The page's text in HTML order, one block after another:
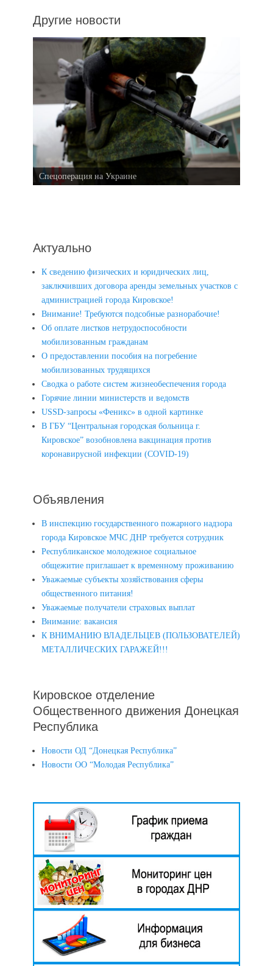
Другие новости
Спецоперация на Украине
Актуально
К сведению физических и юридических лиц,
заключивших договора аренды земельных участков с
администрацией города Кировское!
Внимание! Требуются подсобные разнорабочие!
Об оплате листков нетрудоспособности
мобилизованным гражданам
О предоставлении пособия на погребение
мобилизованных трудящихся
Сводка о работе систем жизнеобеспечения города
Горячие линии министерств и ведомств
USSD-запросы «Феникс» в одной картинке
В ГБУ “Центральная городская больница г.
Кировское” возобновлена вакцинация против
коронавирусной инфекции (COVID-19)
Объявления
В инспекцию государственного пожарного надзора
города Кировское МЧС ДНР требуется сотрудник
Республиканское молодежное социальное
общежитие приглашает к временному проживанию
Уважаемые субъекты хозяйствования сферы
общественного питания!
Уважаемые получатели страховых выплат
Внимание: вакансия
К ВНИМАНИЮ ВЛАДЕЛЬЦЕВ (ПОЛЬЗОВАТЕЛЕЙ)
МЕТАЛЛИЧЕСКИХ ГАРАЖЕЙ!!!
Кировское отделение
Общественного движения Донецкая
Республика
Новости ОД “Донецкая Республика”
Новости ОО “Молодая Республика”